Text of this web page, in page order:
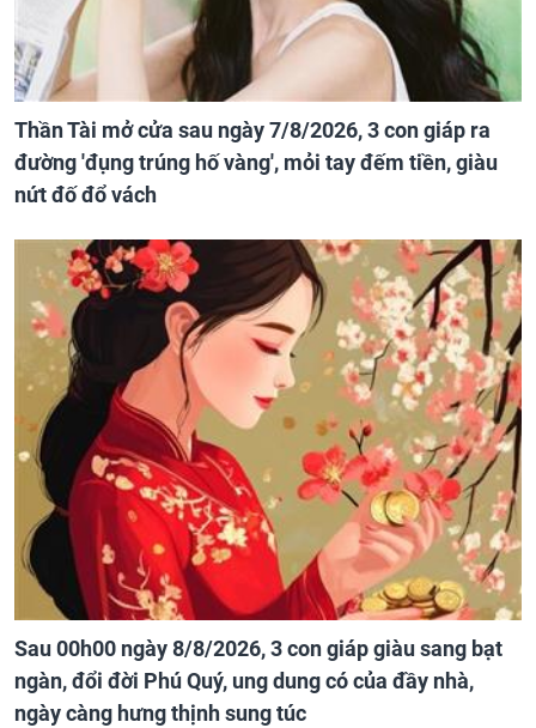
Thần Tài mở cửa sau ngày 7/8/2026, 3 con giáp ra
đường 'đụng trúng hố vàng', mỏi tay đếm tiền, giàu
nứt đố đổ vách
Sau 00h00 ngày 8/8/2026, 3 con giáp giàu sang bạt
ngàn, đổi đời Phú Quý, ung dung có của đầy nhà,
ngày càng hưng thịnh sung túc